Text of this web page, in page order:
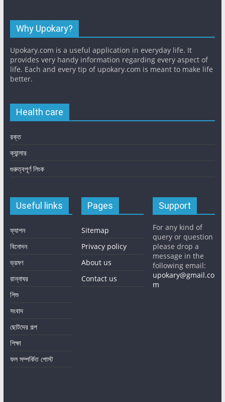
Why Upokary?
Upokary.com is a useful application in everyday life. It
provides very handy information regarding every aspect of
life. Each and every tip of upokary.com is meant to make life
better.
Health care
রক্ত
ক্যান্সার
গুরুত্বপূর্ণ লিংক
Useful links
ফ্যাশন
বিনোদন
ভ্রমণ
রান্নাঘর
শিশু
সংবাদ
ছোটদের গল্প
শিক্ষা
ফল সম্পর্কিত পোস্ট
Pages
Sitemap
Privacy policy
About us
Contact us
Support
For any kind of
query or question
please drop a
message in the
following email:
upokary@gmail.co
m